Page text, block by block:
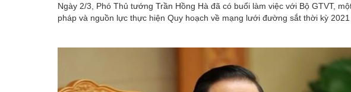
Ngày 2/3, Phó Thủ tướng Trần Hồng Hà đã có buổi làm việc với Bộ GTVT,
pháp và nguồn lực thực hiện Quy hoạch về mạng lưới đường sắt thời kỳ